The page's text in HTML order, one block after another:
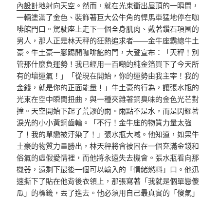
內設計地射向天空。然而，就在光束衝出屋頂的一瞬間，
一輛塗滿了金色、裝飾著巨大公牛角的悍馬車猛地停在咖
啡館門口。駕駛座上走下一個全身肌肉、戴著鑽石項圈的
男人，那人正是林天秤的狂熱追求者——金牛座霸總牛土
豪。牛土豪一腳踢開咖啡館的門，大聲宣布：「天秤！別
管那什麼負運勢！我已經用一百噸的純金箔買下了今天所
有的壞運氣！」「從現在開始，你的運勢由我主宰！我的
金錢，就是你的正面能量！」牛土豪的行為，讓張水瓶的
光束在空中瞬間扭曲，與一種夾雜著銅臭味的金色光芒對
撞。天空開始下起了荒謬的雨。雨點不是水，而是閃耀著
淚光的小小黃銅齒輪。「不行！金牛座的物質力量太強
了！我的單戀被汙染了！」張水瓶大喊。他知道，如果牛
土豪的物質力量勝出，林天秤將會被困在一個充滿金錢和
俗氣的虛假愛情裡，而他將永遠失去機會。張水瓶看向那
機器，還剩下最後一個可以輸入的「情緒燃料」口。他迅
速撕下了貼在他背後衣領上，那張寫著「我就是個單戀傻
瓜」的標籤，丟了進去。他必須用自己最真實的「傻氣」